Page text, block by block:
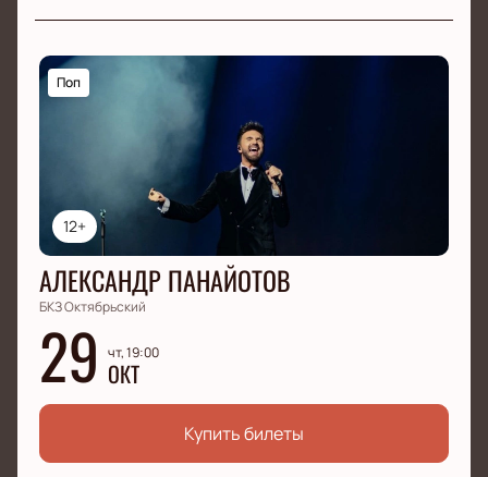
12+
Поп
АЛЕКСАНДР ПАНАЙОТОВ
БКЗ Октябрьский
29 чт, 19:00
ОКТ
Купить билеты